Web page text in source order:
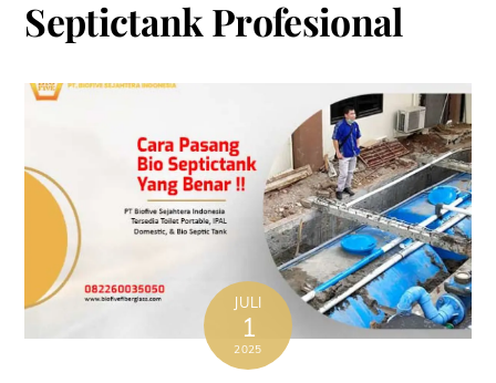
Septictank Profesional
JULI
1
2025